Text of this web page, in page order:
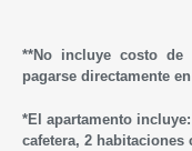
**No incluye costo de
pagarse directamente
*El apartamento
cafetera, 2